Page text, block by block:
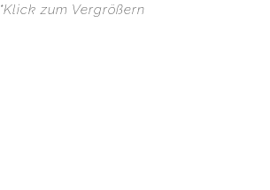
*Klick zum Vergrößern